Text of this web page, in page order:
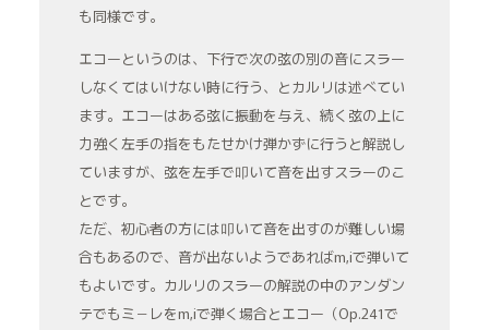
も同様です。
エコーというのは、下行で次の弦の別の音にスラー
しなくてはいけない時に行う、とカルリは述べてい
ます。エコーはある弦に振動を与え、続く弦の上に
力強く左手の指をもたせかけ弾かずに行うと解説し
ていますが、弦を左手で叩いて音を出すスラーのこ
とです。
ただ、初心者の方には叩いて音を出すのが難しい場
合もあるので、音が出ないようであればm,iで弾いて
もよいです。カルリのスラーの解説の中のアンダン
テでもミ－レをm,iで弾く場合とエコー（Op.241で